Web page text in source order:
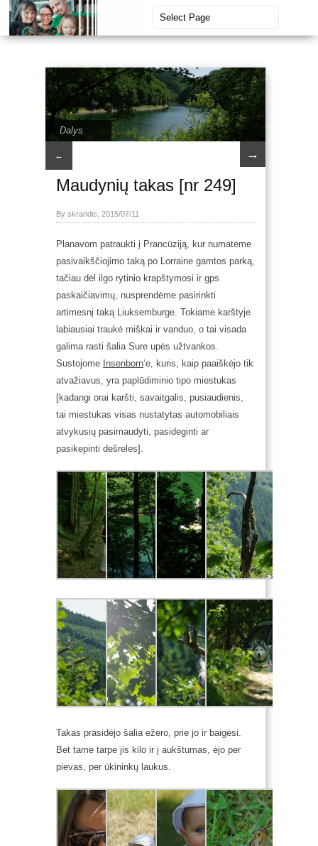
Dalys
← →
Maudynių takas [nr 249]
By skrandis, 2015/07/11
Planavom patraukti į Prancūziją, kur numatėme
pasivaikščiojimo taką po Lorraine gamtos parką,
tačiau dėl ilgo rytinio krapštymosi ir gps
paskaičiavimų, nusprendėme pasirinkti
artimesnį taką Liuksemburge. Tokiame karštyje
labiausiai traukė miškai ir vanduo, o tai visada
galima rasti šalia Sure upės užtvankos.
Sustojome Insenborn‘e, kuris, kaip paaiškėjo tik
atvažiavus, yra paplūdiminio tipo miestukas
[kadangi orai karšti, savaitgalis, pusiaudienis,
tai miestukas visas nustatytas automobiliais
atvykusių pasimaudyti, pasideginti ar
pasikepinti dešreles].
Takas prasidėjo šalia ežero, prie jo ir baigėsi.
Bet tame tarpe jis kilo ir į aukštumas, ėjo per
pievas, per ūkininkų laukus.